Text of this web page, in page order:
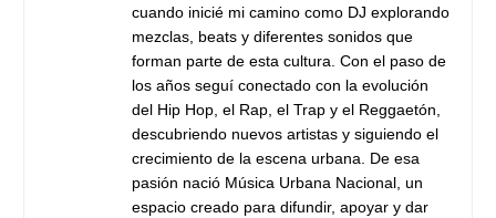
cuando inicié mi camino como DJ explorando
mezclas, beats y diferentes sonidos que
forman parte de esta cultura. Con el paso de
los años seguí conectado con la evolución
del Hip Hop, el Rap, el Trap y el Reggaetón,
descubriendo nuevos artistas y siguiendo el
crecimiento de la escena urbana. De esa
pasión nació Música Urbana Nacional, un
espacio creado para difundir, apoyar y dar